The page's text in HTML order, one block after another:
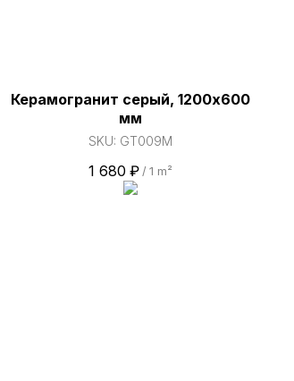
Керамогранит серый, 1200х600
мм
SKU: GT009M
1 680 ₽ / 1 m²